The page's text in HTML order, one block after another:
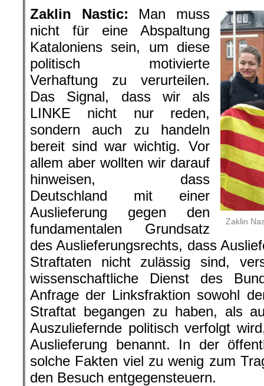
Zaklin
Zaklin Nastic: Man muss
nicht für eine Abspaltung
Kataloniens sein, um diese
politisch motivierte
Verhaftung zu verurteilen.
Das Signal, dass wir als
LINKE nicht nur reden,
sondern auch zu handeln
bereit sind war wichtig. Vor
allem aber wollten wir darauf
hinweisen, dass
Deutschland mit einer
Auslieferung gegen den
fundamentalen Grundsatz
des Auslieferungsrechts, dass
Straftaten nicht zulässig sind,
wissenschaftliche Dienst des
Anfrage der Linksfraktion sowohl
Straftat begangen zu haben, als
Auszuliefernde politisch verfolgt
Auslieferung benannt. In der
solche Fakten viel zu wenig zum
den Besuch entgegensteuern.